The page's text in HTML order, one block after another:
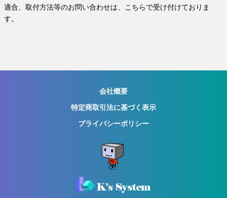
適合、取付方法等のお問い合わせは、こちらで受け付けておりま
す。
会社概要
特定商取引法に基づく表示
プライバシーポリシー